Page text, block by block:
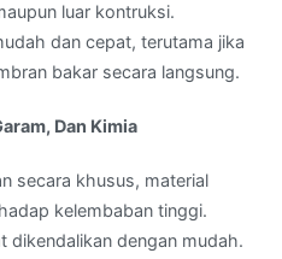
luar kontruksi.
dan cepat, terutama jika
bakar secara langsung.
Dan Kimia
secara khusus, material
kelembaban tinggi.
dikendalikan dengan mudah.